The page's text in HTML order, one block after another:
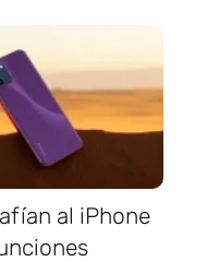
al iPhone